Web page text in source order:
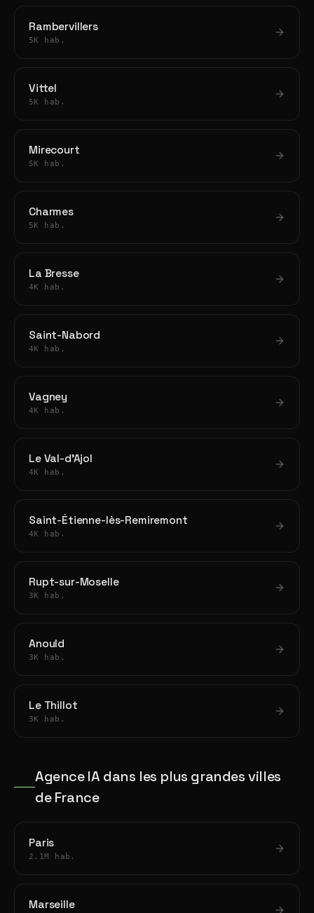
Rambervillers
5K hab.
Vittel
5K hab.
Mirecourt
5K hab.
Charmes
5K hab.
La Bresse
4K hab.
Saint-Nabord
4K hab.
Vagney
4K hab.
Le Val-d'Ajol
4K hab.
Saint-Étienne-lès-Remiremont
4K hab.
Rupt-sur-Moselle
3K hab.
Anould
3K hab.
Le Thillot
3K hab.
Agence IA dans les plus grandes villes
de France
Paris
2.1M hab.
Marseille